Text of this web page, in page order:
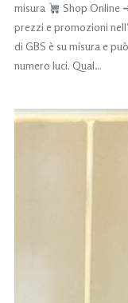
misura
Shop Online
prezzi e promozioni
di GBS è su misura e
numero luci. Qual…